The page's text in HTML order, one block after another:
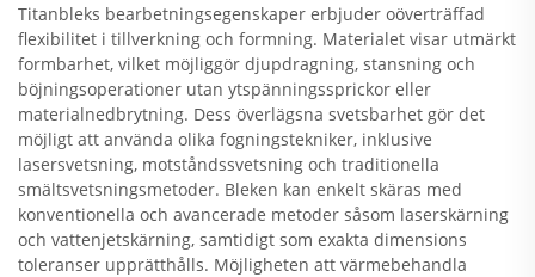
Titanbleks bearbetningsegenskaper erbjuder oöverträffad
flexibilitet i tillverkning och formning. Materialet visar utmärkt
formbarhet, vilket möjliggör djupdragning, stansning och
böjningsoperationer utan ytspänningssprickor eller
materialnedbrytning. Dess överlägsna svetsbarhet gör det
möjligt att använda olika fogningstekniker, inklusive
lasersvetsning, motståndssvetsning och traditionella
smältsvetsningsmetoder. Bleken kan enkelt skäras med
konventionella och avancerade metoder såsom laserskärning
och vattenjetskärning, samtidigt som exakta dimensions
toleranser upprätthålls. Möjligheten att värmebehandla